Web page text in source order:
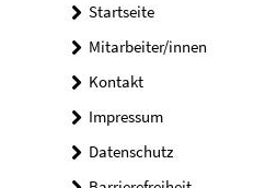
Startseite
Mitarbeiter/innen
Kontakt
Impressum
Datenschutz